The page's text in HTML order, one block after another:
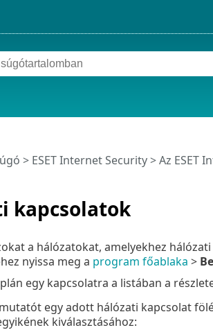
kapcsolatok
> ESET Internet Security>Az ESET
a hálózatokat, amelyekhez
nyissa meg a program főablaka >
egy kapcsolatra a listában a
egy adott hálózati kapcsolat
kiválasztásához: